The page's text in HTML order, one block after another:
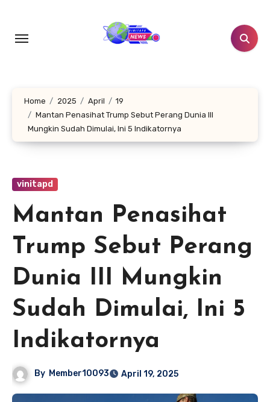
konten
Home 2025 April
19
Mantan Penasihat Trump Sebut Perang Dunia III
Mungkin Sudah Dimulai, Ini 5 Indikatornya
vinitapd
Mantan Penasihat
Trump Sebut Perang
Dunia III Mungkin
Sudah Dimulai, Ini 5
Indikatornya
By Member10093 April 19, 2025